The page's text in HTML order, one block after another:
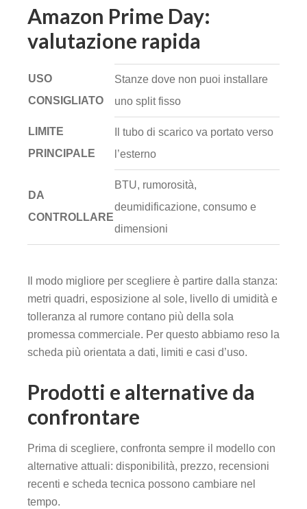
Amazon Prime Day:
valutazione rapida
USO
CONSIGLIATO
Stanze dove non puoi installare
uno split fisso
LIMITE
PRINCIPALE
Il tubo di scarico va portato verso
l’esterno
DA
CONTROLLARE
BTU, rumorosità,
deumidificazione, consumo e
dimensioni
Il modo migliore per scegliere è partire dalla stanza:
metri quadri, esposizione al sole, livello di umidità e
tolleranza al rumore contano più della sola
promessa commerciale. Per questo abbiamo reso la
scheda più orientata a dati, limiti e casi d’uso.
Prodotti e alternative da
confrontare
Prima di scegliere, confronta sempre il modello con
alternative attuali: disponibilità, prezzo, recensioni
recenti e scheda tecnica possono cambiare nel
tempo.